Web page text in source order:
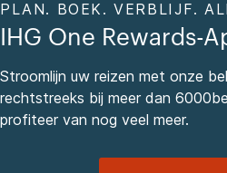
PLAN. BOEK. VERBLIJF.
IHG One Rewards-
Stroomlijn uw reizen met onze
rechtstreeks bij meer dan
profiteer van nog veel meer.